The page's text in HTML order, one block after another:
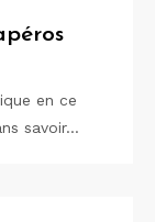
en ce
savoir…